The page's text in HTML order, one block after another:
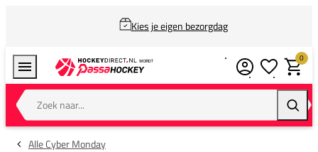
Kies je eigen bezorgdag
Zoek naar...
0
Alle Cyber Monday